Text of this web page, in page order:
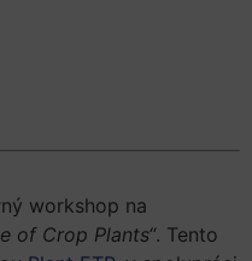
workshop na
of Crop Plants“. Tento